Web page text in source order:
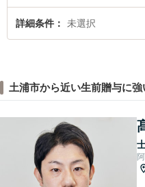
詳細条件 未選択
土浦市から近い生前贈与に強